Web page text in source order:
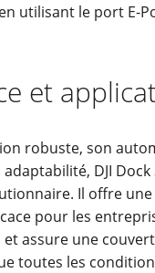
utilisant le port E-
et
robuste, son
DJI
Il offre
pour les
assure une
toutes les